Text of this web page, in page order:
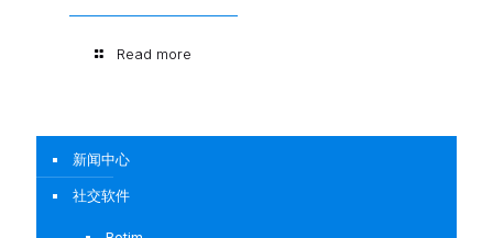
Read more
新闻中心
社交软件